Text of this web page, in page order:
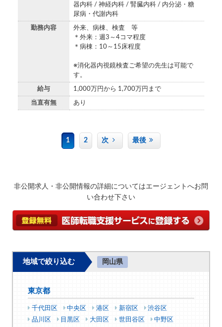
器内科 / 神経内科 / 腎臓内科 / 内分泌・糖
尿病・代謝内科
勤務内容
外来、病棟、検査 等
＊外来：週3～4コマ程度
＊病棟：10～15床程度
※消化器内視鏡検査ご希望の先生は可能で
す。
給与 1,000万円から 1,700万円まで
当直有無 あり
1 2 次 最後
非公開求人・非公開情報の詳細についてはエージェントへお問
い合わせ下さい
地域で絞り込む 岡山県
東京都
千代田区 中央区 港区 新宿区
渋谷区
品川区
目黒区 大田区 世田谷区
中野区